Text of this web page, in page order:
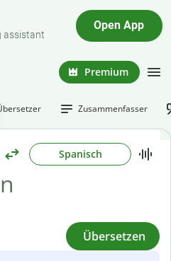
assistant
Open App
Premium
Zusammenfasser
Spanisch
Übersetzen